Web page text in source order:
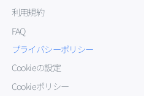
利用規約
FAQ
プライバシーポリシー
Cookieの設定
Cookieポリシー